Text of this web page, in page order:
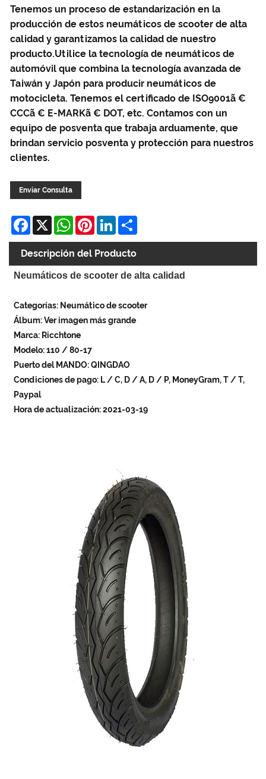
Tenemos un proceso de estandarización en la
producción de estos neumáticos de scooter de alta
calidad y garantizamos la calidad de nuestro
producto.Utilice la tecnología de neumáticos de
automóvil que combina la tecnología avanzada de
Taiwán y Japón para producir neumáticos de
motocicleta. Tenemos el certificado de ISO9001ã €
CCCã € E-MARKã € DOT, etc. Contamos con un
equipo de posventa que trabaja arduamente, que
brindan servicio posventa y protección para nuestros
clientes.
Enviar Consulta
Facebook
X WhatsApp
Pinterest
LinkedIn
Descripción del Producto
Neumáticos de scooter de alta calidad
Categorías: Neumático de scooter
Álbum: Ver imagen más grande
Marca: Ricchtone
Modelo: 110 / 80-17
Puerto del MANDO: QINGDAO
Condiciones de pago: L / C, D / A, D / P, MoneyGram, T / T,
Paypal
Hora de actualización: 2021-03-19